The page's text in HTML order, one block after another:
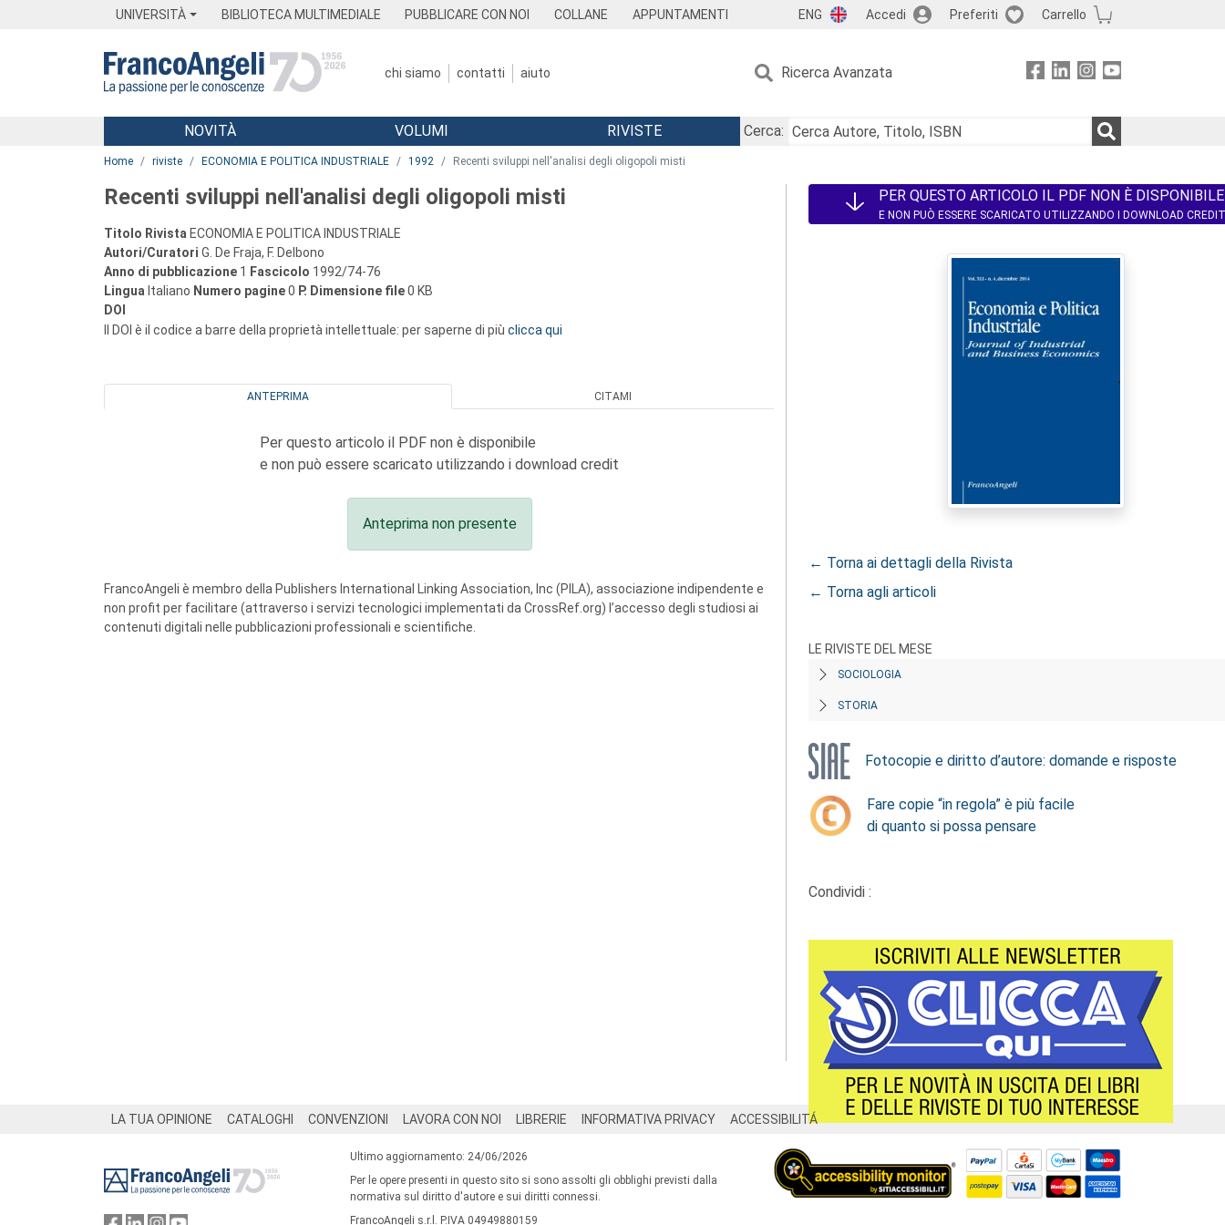
UNIVERSITÀ BIBLIOTECA MULTIMEDIALE PUBBLICARE CON NOI COLLANE APPUNTAMENTI ENG Accedi Preferiti Carrello
chi siamo contatti aiuto Ricerca Avanzata
Menu
NOVITÀ VOLUMI RIVISTE
Cerca:
Home riviste ECONOMIA E POLITICA INDUSTRIALE 1992 Recenti sviluppi nell'analisi degli oligopoli misti
Recenti sviluppi nell'analisi degli oligopoli misti
Titolo Rivista ECONOMIA E POLITICA INDUSTRIALE
Autori/Curatori G. De Fraja, F. Delbono
Anno di pubblicazione 1 Fascicolo 1992/74-76
Lingua Italiano Numero pagine0 P. Dimensione file0 KB
DOI
Il DOI è il codice a barre della proprietà intellettuale: per saperne di più clicca qui
ANTEPRIMA CITAMI
Per questo articolo il PDF non è disponibile
e non può essere scaricato utilizzando i download credit
Anteprima non presente
FrancoAngeli è membro della Publishers International Linking Association, Inc (PILA), associazione indipendente e
non profit per facilitare (attraverso i servizi tecnologici implementati da CrossRef.org) l’accesso degli studiosi ai
contenuti digitali nelle pubblicazioni professionali e scientifiche.
PER QUESTO ARTICOLO IL PDF NON È DISPONIBILE
E NON PUÒ ESSERE SCARICATO UTILIZZANDO I DOWNLOAD CREDIT
← Torna ai dettagli della Rivista
← Torna agli articoli
LE RIVISTE DEL MESE
SOCIOLOGIA
STORIA
Fotocopie e diritto d’autore: domande e risposte
Fare copie “in regola” è più facile
di quanto si possa pensare
Condividi :
LA TUA OPINIONE CATALOGHI CONVENZIONI LAVORA CON NOI LIBRERIE INFORMATIVA PRIVACY ACCESSIBILITÁ
Ultimo aggiornamento: 24/06/2026
Per le opere presenti in questo sito si sono assolti gli obblighi previsti dalla
normativa sul diritto d'autore e sui diritti connessi.
FrancoAngeli s.r.l. P.IVA 04949880159